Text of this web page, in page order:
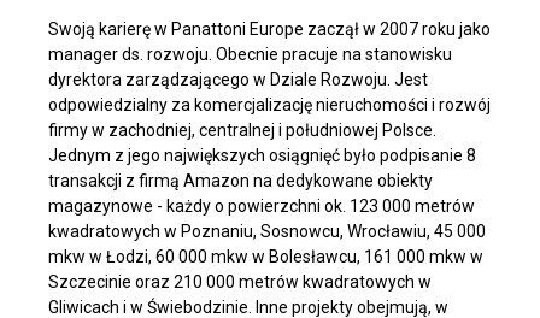
Swoją karierę w Panattoni Europe zaczął w 2007 roku jako
manager ds. rozwoju. Obecnie pracuje na stanowisku
dyrektora zarządzającego w Dziale Rozwoju. Jest
odpowiedzialny za komercjalizację nieruchomości i rozwój
firmy w zachodniej, centralnej i południowej Polsce.
Jednym z jego największych osiągnięć było podpisanie 8
transakcji z firmą Amazon na dedykowane obiekty
magazynowe - każdy o powierzchni ok. 123 000 metrów
kwadratowych w Poznaniu, Sosnowcu, Wrocławiu, 45 000
mkw w Łodzi, 60 000 mkw w Bolesławcu, 161 000 mkw w
Szczecinie oraz 210 000 metrów kwadratowych w
Gliwicach i w Świebodzinie. Inne projekty obejmują, w